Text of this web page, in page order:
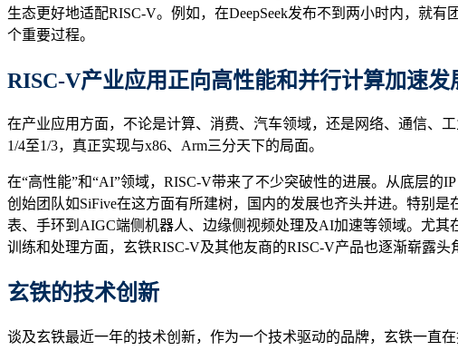
生态更好地适配RISC-V。例如，在DeepSeek发布不到两小时内，就
个重要过程。
RISC-V产业应用正向高性能和并行计算加速发
在产业应用方面，不论是计算、消费、汽车领域，还是网络、通信、
1/4至1/3，真正实现与x86、Arm三分天下的局面。
在“高性能”和“AI”领域，RISC-V带来了不少突破性的进展。从底层
创始团队如SiFive在这方面有所建树，国内的发展也齐头并进。特别
表、手环到AIGC端侧机器人、边缘侧视频处理及AI加速等领域。尤
训练和处理方面，玄铁RISC-V及其他友商的RISC-V产品也逐渐崭露
玄铁的技术创新
谈及玄铁最近一年的技术创新，作为一个技术驱动的品牌，玄铁一直